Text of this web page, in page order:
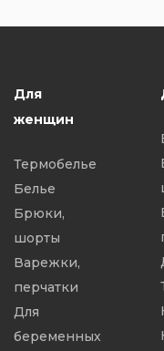
Для
женщин
Термобелье
Белье
Брюки,
шорты
Варежки,
перчатки
Для
беременных